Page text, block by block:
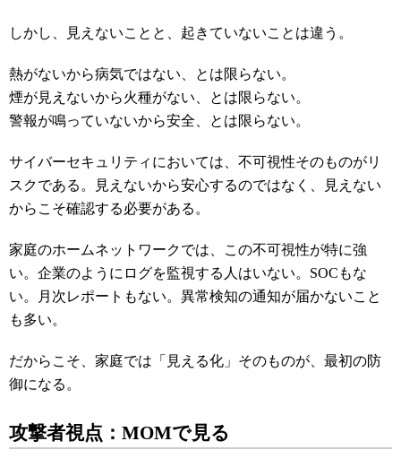
しかし、見えないことと、起きていないことは違う。
熱がないから病気ではない、とは限らない。
煙が見えないから火種がない、とは限らない。
警報が鳴っていないから安全、とは限らない。
サイバーセキュリティにおいては、不可視性そのものがリ
スクである。見えないから安心するのではなく、見えない
からこそ確認する必要がある。
家庭のホームネットワークでは、この不可視性が特に強
い。企業のようにログを監視する人はいない。SOCもな
い。月次レポートもない。異常検知の通知が届かないこと
も多い。
だからこそ、家庭では「見える化」そのものが、最初の防
御になる。
攻撃者視点：MOMで見る